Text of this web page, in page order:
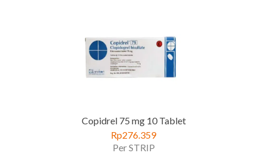
Copidrel 75 mg 10 Tablet
Rp276.359
Per STRIP